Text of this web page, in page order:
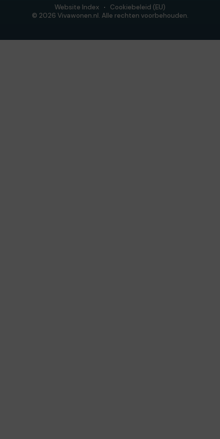
© 2026 Vivawonen.nl. Alle rechten voorbehouden.
Website Index Cookiebeleid (EU)